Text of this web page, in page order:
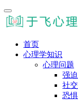
首页
心理学知识
心理问题
强
社
恐